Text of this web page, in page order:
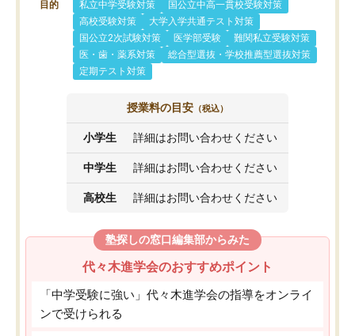
目的 私立中学受験対策
国公立中高一貫校受験対策
高校受験対策
大学入学共通テスト対策
国公立2次試験対策
医学部受験
難関私立受験対策
医・歯・薬系対策
総合型選抜・学校推薦型選抜対策
定期テスト対策
授業料の目安 （税込）
小学生 詳細はお問い合わせください
中学生 詳細はお問い合わせください
高校生 詳細はお問い合わせください
塾探しの窓口編集部からみた
代々木進学会のおすすめポイント
「中学受験に強い」代々木進学会の指導をオンライ
ンで受けられる